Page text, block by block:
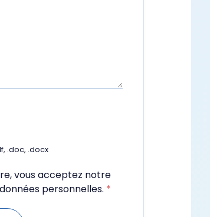
.doc, .docx
vous acceptez notre
personnelles. *